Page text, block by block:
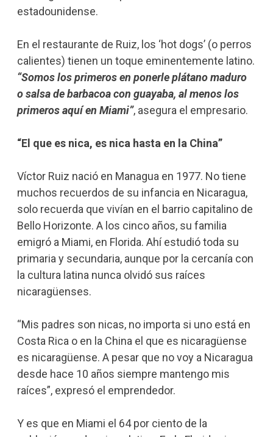
estadounidense.
En el restaurante de Ruiz, los ‘hot dogs’ (o perros
calientes) tienen un toque eminentemente latino.
“Somos los primeros en ponerle plátano maduro
o salsa de barbacoa con guayaba, al menos los
primeros aquí en Miami”, asegura el empresario.
“El que es nica, es nica hasta en la China”
Víctor Ruiz nació en Managua en 1977. No tiene
muchos recuerdos de su infancia en Nicaragua,
solo recuerda que vivían en el barrio capitalino de
Bello Horizonte. A los cinco años, su familia
emigró a Miami, en Florida. Ahí estudió toda su
primaria y secundaria, aunque por la cercanía con
la cultura latina nunca olvidó sus raíces
nicaragüenses.
“Mis padres son nicas, no importa si uno está en
Costa Rica o en la China el que es nicaragüense
es nicaragüense. A pesar que no voy a Nicaragua
desde hace 10 años siempre mantengo mis
raíces”, expresó el emprendedor.
Y es que en Miami el 64 por ciento de la